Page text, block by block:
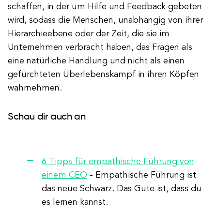
schaffen, in der um Hilfe und Feedback gebeten
wird, sodass die Menschen, unabhängig von ihrer
Hierarchieebene oder der Zeit, die sie im
Unternehmen verbracht haben, das Fragen als
eine natürliche Handlung und nicht als einen
gefürchteten Überlebenskampf in ihren Köpfen
wahrnehmen.
Schau dir auch an
6 Tipps für empathische Führung von
einem CEO - Empathische Führung ist
das neue Schwarz. Das Gute ist, dass du
es lernen kannst.